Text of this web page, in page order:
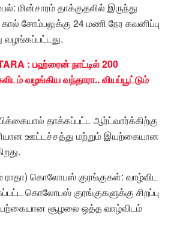
மின்சாரம் தாக்குதலில் இருந்து
சோம்பலுக்கு 24 மணி நேர கவனிப்பு
வழங்கப்பட்டது.
: பஹ்ரைன் நாட்டில் 200
வழங்கிய வந்தாரா.. வியப்பூட்டும்
தாக்கப்பட்ட ஆர்ட்வார்க்கிற்கு
சரியான ஊட்டச்சத்து மற்றும் இயற்கையான
ராதா) கொலோபஸ் குரங்குகள்: வாழ்விட
கொலோபஸ் குரங்குகளுக்கு சிறப்பு
சூழலை ஒத்த வாழ்விடம்